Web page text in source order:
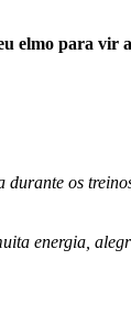
elmo para vir
os
energia,